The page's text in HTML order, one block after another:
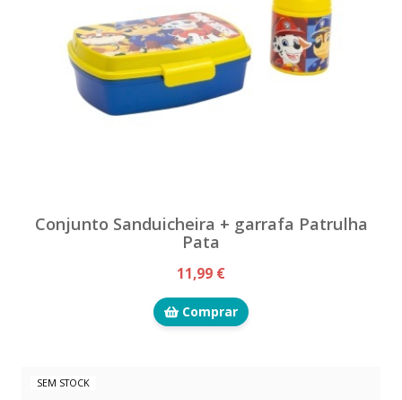
Conjunto Sanduicheira + garrafa Patrulha
Pata
11,99 €
Comprar
SEM STOCK